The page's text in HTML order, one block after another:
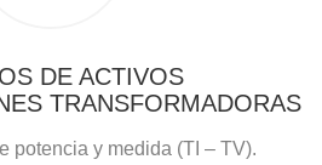
DE ACTIVOS
TRANSFORMADORAS
potencia y medida (TI – TV).